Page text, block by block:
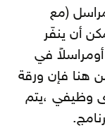
(مع
أن ينفّر
في
هنا فإن ورقة
وظيفي ،يتم